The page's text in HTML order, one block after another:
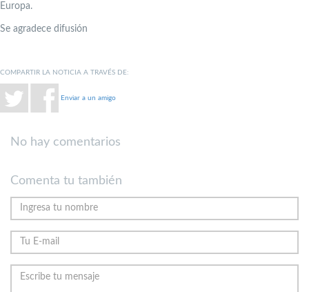
Europa.
Se agradece difusión
COMPARTIR LA NOTICIA A TRAVÉS DE:
Enviar a un amigo
No hay comentarios
Comenta tu también